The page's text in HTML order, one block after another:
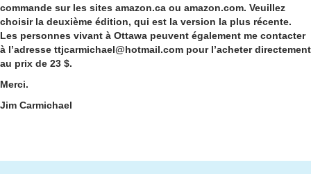
commande sur les sites amazon.ca ou amazon.com. Veuillez
choisir la deuxième édition, qui est la version la plus récente.
Les personnes vivant à Ottawa peuvent également me contacter
à l’adresse ttjcarmichael@hotmail.com pour l’acheter directement
au prix de 23 $.
Merci.
Jim Carmichael